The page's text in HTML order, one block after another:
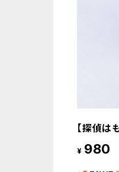
【探偵は
¥ 980